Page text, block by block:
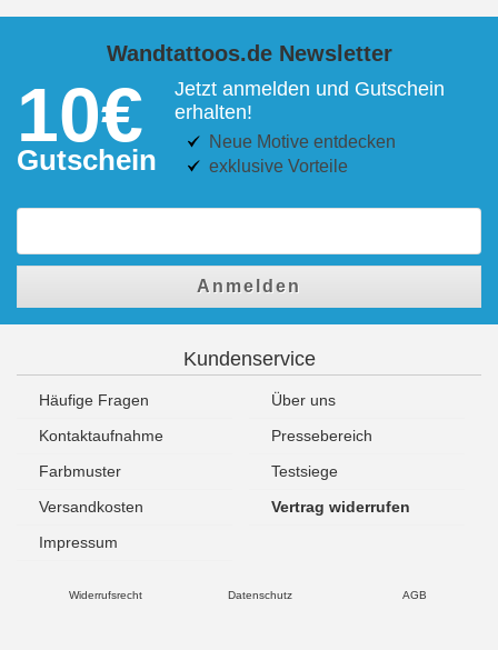
Wandtattoos.de Newsletter
10€
Gutschein
Jetzt anmelden und Gutschein
erhalten!
Neue Motive entdecken
exklusive Vorteile
Anmelden
Kundenservice
Häufige Fragen
Über uns
Kontaktaufnahme
Pressebereich
Farbmuster
Testsiege
Versandkosten
Vertrag widerrufen
Impressum
Widerrufsrecht Datenschutz AGB